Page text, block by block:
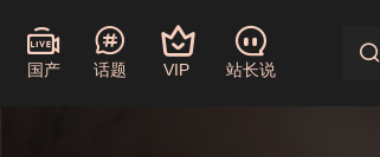
国产 话题 VIP 站长说